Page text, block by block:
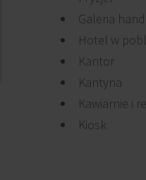
Galeria
Hotel w
Kantor
Kantyna
Kawiarnie i
Kiosk